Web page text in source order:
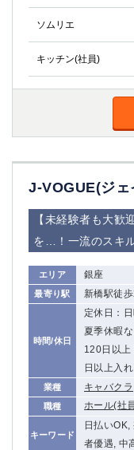
ソムリエ
キッチン(社員)
J-VOGUE(ジェ
【未経験者も大歓
を…！一流のスキ
エリア 銀座
最寄り駅 新橋駅徒
時間/休日
定休日：
夏季休暇
120日以
日以上入
業種 キャバクラ
職種 ホール(社
キーワード
日払い
者優遇, 中